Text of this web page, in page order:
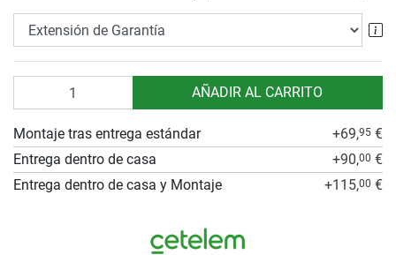
AÑADIR AL CARRITO
Montaje tras entrega estándar +69,95 €
Entrega dentro de casa
+90,00 €
Entrega dentro de casa y Montaje
+115,00 €